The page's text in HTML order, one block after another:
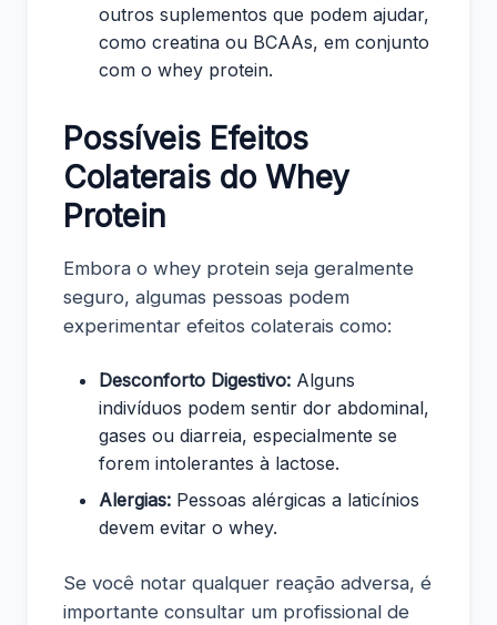
outros suplementos que podem ajudar,
como creatina ou BCAAs, em conjunto
com o whey protein.
Possíveis Efeitos
Colaterais do Whey
Protein
Embora o whey protein seja geralmente
seguro, algumas pessoas podem
experimentar efeitos colaterais como:
Desconforto Digestivo: Alguns
indivíduos podem sentir dor abdominal,
gases ou diarreia, especialmente se
forem intolerantes à lactose.
Alergias: Pessoas alérgicas a laticínios
devem evitar o whey.
Se você notar qualquer reação adversa, é
importante consultar um profissional de